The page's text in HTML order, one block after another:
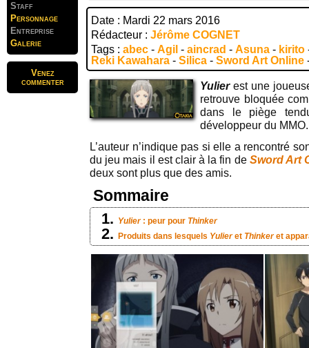
Staff
Personnage
Entreprise
Galerie
Venez
commenter
Date : Mardi 22 mars 2016
Rédacteur : Jérôme COGNET
Tags : abec - Agil - aincrad - Asuna - kirito
Reki Kawahara - Silica - Sword Art Online
Yulierest une
retrouve bloquée
dans le piège
développeur du MMO.
L’auteur n’indique pas si elle a rencontré
du jeu mais il est clair à la fin de Sword Art
deux sont plus que des amis.
Sommaire
Yulier: peur pour Thinker
Produits dans lesquels Yulieret Thinkeret